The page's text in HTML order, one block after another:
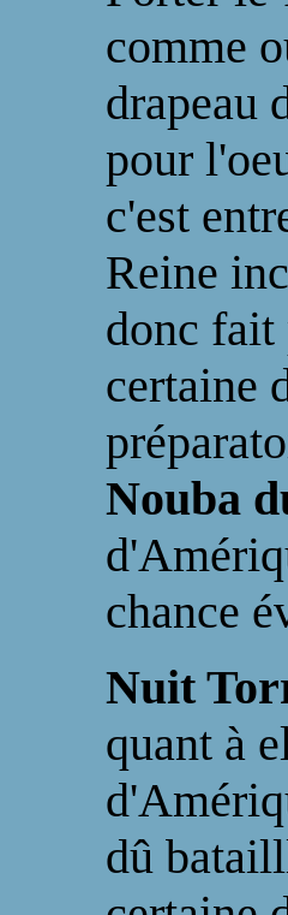
comme
drapeau
pour
c'est
Reine
donc fait
certaine
Nouba
chance
Nuit
quant à
dû